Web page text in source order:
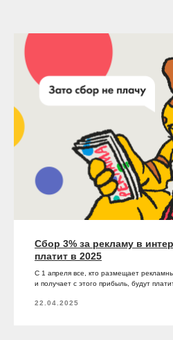
Сбор 3% за рекламу в
платит в 2025
С 1 апреля все, кто размещает
и получает с этого прибыль, будут
22.04.2025